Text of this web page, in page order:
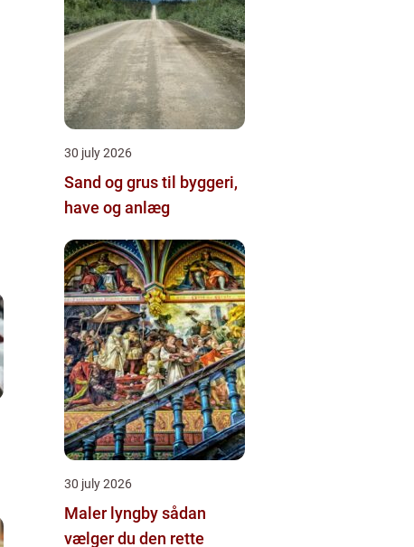
30 july 2026
Sand og grus til byggeri,
have og anlæg
30 july 2026
Maler lyngby sådan
vælger du den rette